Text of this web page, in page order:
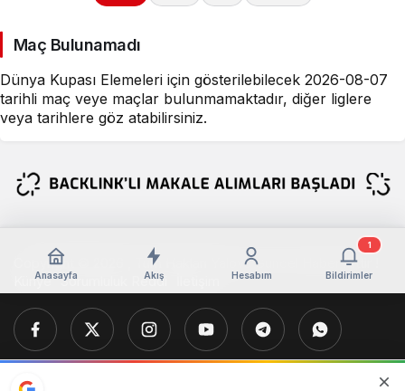
Maç Bulunamadı
Dünya Kupası Elemeleri için gösterilebilecek 2026-08-07
tarihli maç veye maçlar bulunmamaktadır, diğer liglere
veya tarihlere göz atabilirsiniz.
Anasayfa Akış Hesabım Bildirimler
1
Copyright © 2026 , Tüm Hakları Yalova Güncel Haber Aittir !
Künye Sorumluluk Reddi